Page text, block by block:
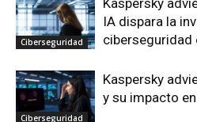
Ciberseguridad
Kaspersky
IA dispara la
ciberseguridad
Ciberseguridad
Kaspersky
y su impacto